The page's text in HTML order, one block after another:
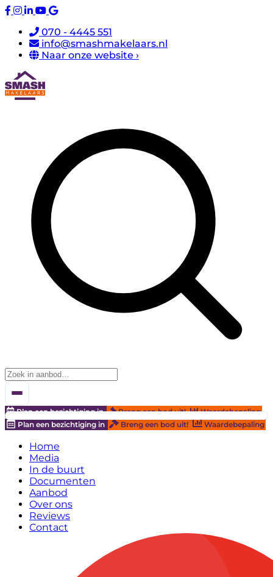
070 - 4445 551
info@smashmakelaars.nl
Naar onze website ›
Plan een bezichtiging in Breng een bod uit!
Waardebepaling
Plan een bezichtiging in
Breng een bod uit! Waardebepaling
Home
Media
In de buurt
Documenten
Aanbod
Over ons
Reviews
Contact